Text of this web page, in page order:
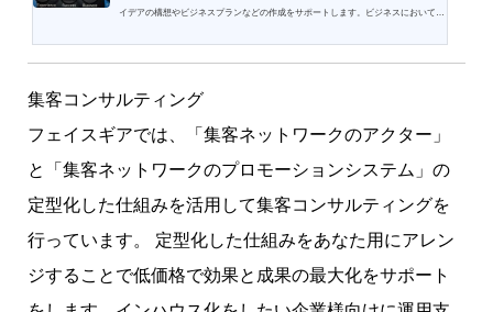
イデアの構想やビジネスプランなどの作成をサポートします。ビジネスにおいては
役や論点整理役としてサポートします。経営者の頭の中に...
集客コンサルティング
フェイスギアでは、「集客ネットワークのアクター」
と「集客ネットワークのプロモーションシステム」の
定型化した仕組みを活用して集客コンサルティングを
行っています。 定型化した仕組みをあなた用にアレン
ジすることで低価格で効果と成果の最大化をサポート